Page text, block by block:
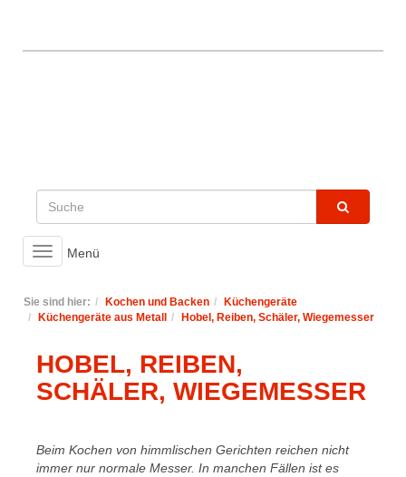
Toggle
navigation
Menü
Sie sind hier: Kochen und Backen
Küchengeräte
Küchengeräte aus Metall
Hobel, Reiben, Schäler, Wiegemesser
HOBEL, REIBEN,
SCHÄLER, WIEGEMESSER
Beim Kochen von himmlischen Gerichten reichen nicht
immer nur normale Messer. In manchen Fällen ist es